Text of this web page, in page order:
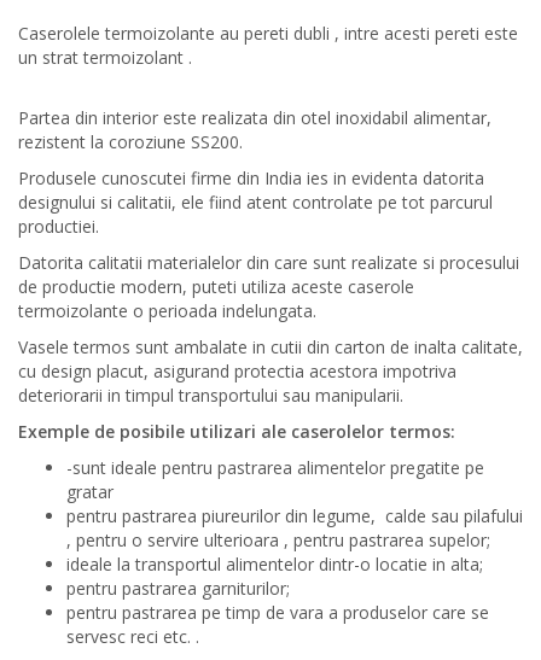
Caserolele termoizolante au pereti dubli , intre acesti pereti este
un strat termoizolant .
Partea din interior este realizata din otel inoxidabil alimentar,
rezistent la coroziune SS200.
Produsele cunoscutei firme din India ies in evidenta datorita
designului si calitatii, ele fiind atent controlate pe tot parcurul
productiei.
Datorita calitatii materialelor din care sunt realizate si procesului
de productie modern, puteti utiliza aceste caserole
termoizolante o perioada indelungata.
Vasele termos sunt ambalate in cutii din carton de inalta calitate,
cu design placut, asigurand protectia acestora impotriva
deteriorarii in timpul transportului sau manipularii.
Exemple de posibile utilizari ale caserolelor termos:
-sunt ideale pentru pastrarea alimentelor pregatite pe
gratar
pentru pastrarea piureurilor din legume, calde sau pilafului
, pentru o servire ulterioara , pentru pastrarea supelor;
ideale la transportul alimentelor dintr-o locatie in alta;
pentru pastrarea garniturilor;
pentru pastrarea pe timp de vara a produselor care se
servesc reci etc. .